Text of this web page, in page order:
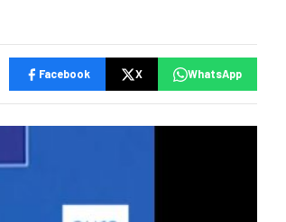
Facebook X WhatsApp